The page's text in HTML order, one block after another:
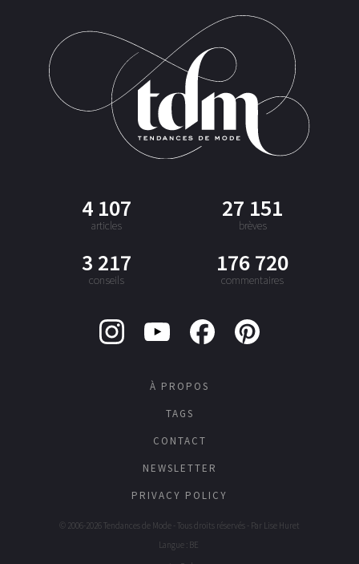
4 107
articles
27 151
brèves
3 217
conseils
176 720
commentaires
À PROPOS
TAGS
CONTACT
NEWSLETTER
PRIVACY POLICY
© 2006-2026 Tendances de Mode - Tous droits réservés - Par Lise Huret
Langue : BE